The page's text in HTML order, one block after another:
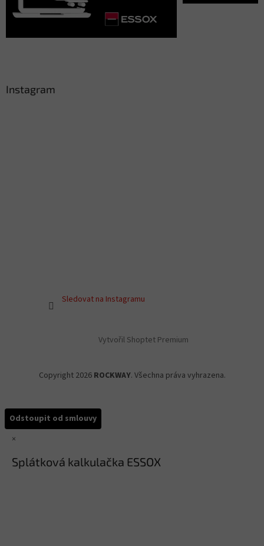
Instagram
Sledovat na Instagramu
Vytvořil Shoptet Premium
Copyright 2026 ROCKWAY. Všechna práva vyhrazena.
Odstoupit od smlouvy
×
Splátková kalkulačka ESSOX